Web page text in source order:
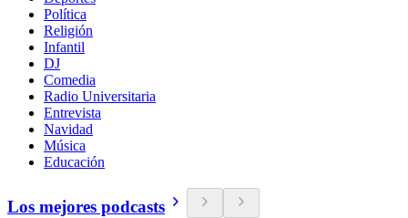
Política
Religión
Infantil
DJ
Comedia
Radio Universitaria
Entrevista
Navidad
Música
Educación
Los mejores podcasts